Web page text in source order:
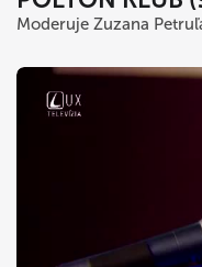
Moderuje Zuzana